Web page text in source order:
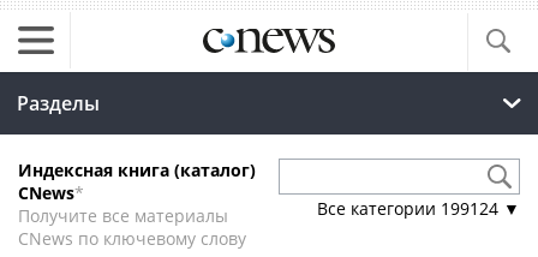
Разделы
Индексная книга (каталог)
CNews*
Получите все материалы
CNews по ключевому слову
Все категории 199124 ▼